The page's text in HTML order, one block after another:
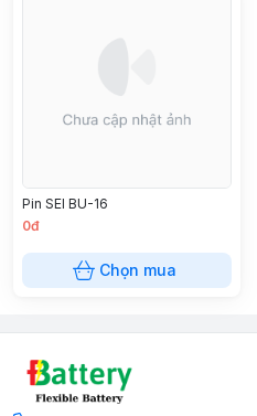
Pin SEI BU-16
0đ
Chọn mua